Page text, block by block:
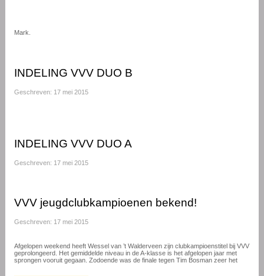
Mark.
INDELING VVV DUO B
Geschreven: 17 mei 2015
INDELING VVV DUO A
Geschreven: 17 mei 2015
VVV jeugdclubkampioenen bekend!
Geschreven: 17 mei 2015
Afgelopen weekend heeft Wessel van ’t Walderveen zijn clubkampioenstitel bij VVV
geprolongeerd. Het gemiddelde niveau in de A-klasse is het afgelopen jaar met
sprongen vooruit gegaan. Zodoende was de finale tegen Tim Bosman zeer het